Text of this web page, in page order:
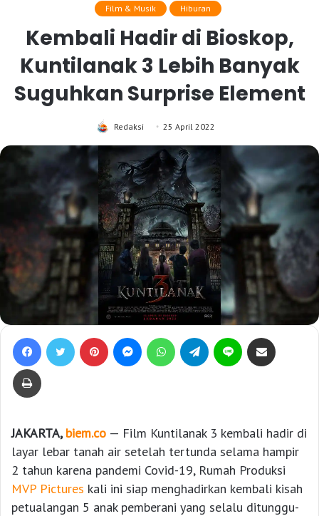
Film & Musik Hiburan
Kembali Hadir di Bioskop,
Kuntilanak 3 Lebih Banyak
Suguhkan Surprise Element
Redaksi 25 April 2022
JAKARTA,biem.co — Film Kuntilanak 3 kembali hadir di
layar lebar tanah air setelah tertunda selama hampir
2 tahun karena pandemi Covid-19, Rumah Produksi
MVP Pictures kali ini siap menghadirkan kembali kisah
petualangan 5 anak pemberani yang selalu ditunggu-